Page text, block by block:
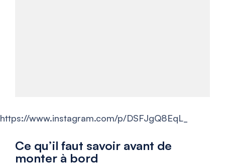
https://www.instagram.com/p/DSFJgQ8EqL_
Ce qu’il faut savoir avant de
monter à bord